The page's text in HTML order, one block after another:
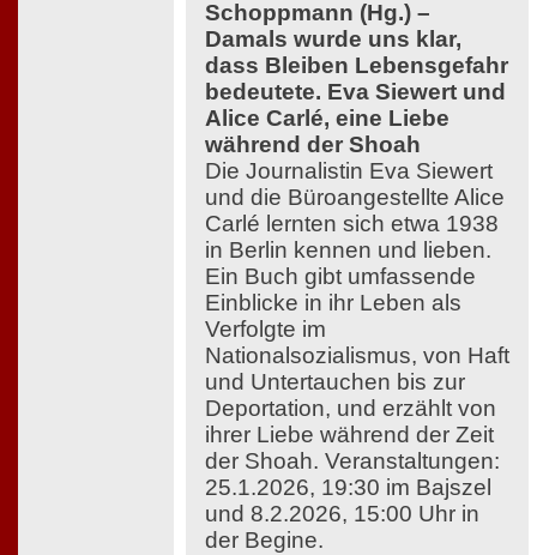
Schoppmann (Hg.) –
Damals wurde uns klar,
dass Bleiben Lebensgefahr
bedeutete. Eva Siewert und
Alice Carlé, eine Liebe
während der Shoah
Die Journalistin Eva Siewert
und die Büroangestellte Alice
Carlé lernten sich etwa 1938
in Berlin kennen und lieben.
Ein Buch gibt umfassende
Einblicke in ihr Leben als
Verfolgte im
Nationalsozialismus, von Haft
und Untertauchen bis zur
Deportation, und erzählt von
ihrer Liebe während der Zeit
der Shoah. Veranstaltungen:
25.1.2026, 19:30 im Bajszel
und 8.2.2026, 15:00 Uhr in
der Begine.